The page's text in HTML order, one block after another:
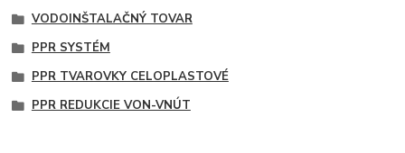
VODOINŠTALAČNÝ TOVAR
PPR SYSTÉM
PPR TVAROVKY CELOPLASTOVÉ
PPR REDUKCIE VON-VNÚT